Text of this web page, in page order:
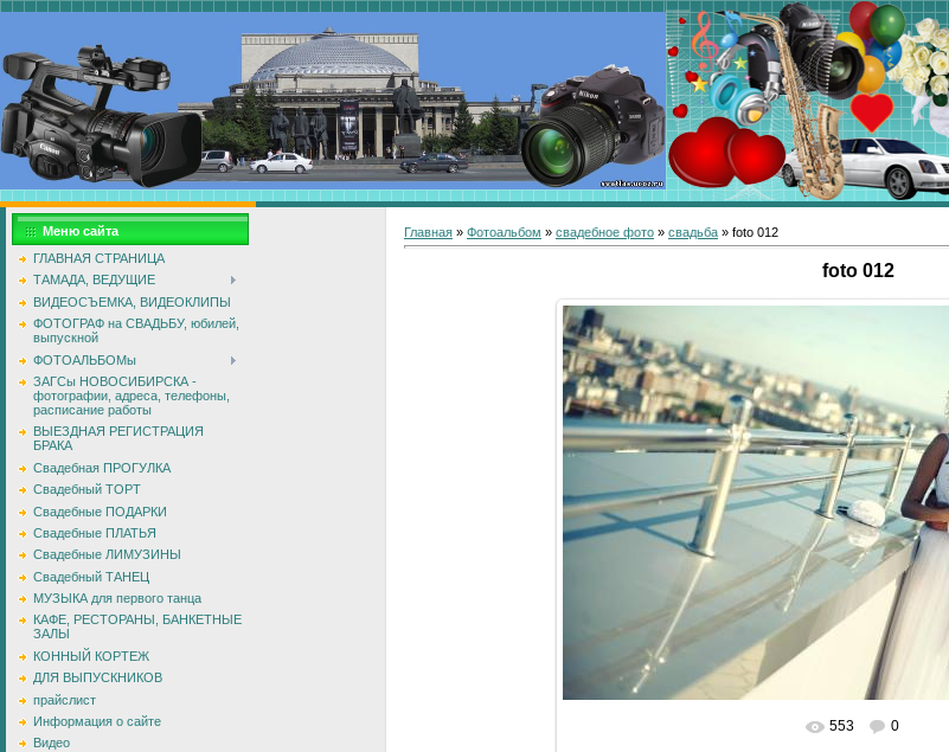
Меню сайта
ГЛАВНАЯ СТРАНИЦА
ТАМАДА, ВЕДУЩИЕ
ВИДЕОСЪЕМКА, ВИДЕОКЛИПЫ
ФОТОГРАФ на СВАДЬБУ, юбилей,
выпускной
ФОТОАЛЬБОМы
ЗАГСы НОВОСИБИРСКА -
фотографии, адреса, телефоны,
расписание работы
ВЫЕЗДНАЯ РЕГИСТРАЦИЯ
БРАКА
Свадебная ПРОГУЛКА
Свадебный ТОРТ
Свадебные ПОДАРКИ
Свадебные ПЛАТЬЯ
Свадебные ЛИМУЗИНЫ
Свадебный ТАНЕЦ
МУЗЫКА для первого танца
КАФЕ, РЕСТОРАНЫ, БАНКЕТНЫЕ
ЗАЛЫ
КОННЫЙ КОРТЕЖ
ДЛЯ ВЫПУСКНИКОВ
прайслист
Информация о сайте
Видео
Главная » Фотоальбом » свадебное фото » свадьба » foto 012
foto 012
В реальном размере 1600x1066
553 0